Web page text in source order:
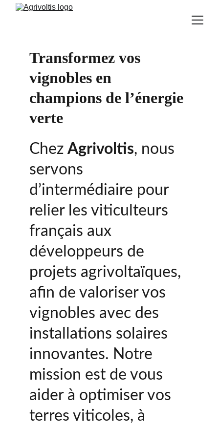
Transformez vos
vignobles en
champions de l’énergie
verte
Chez Agrivoltis, nous
servons
d’intermédiaire pour
relier les viticulteurs
français aux
développeurs de
projets agrivoltaïques,
afin de valoriser vos
vignobles avec des
installations solaires
innovantes. Notre
mission est de vous
aider à optimiser vos
terres viticoles, à